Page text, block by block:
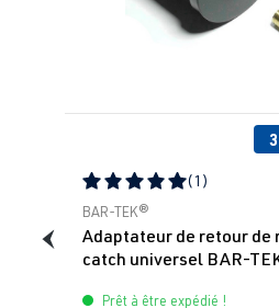
Note moyenne de 5 sur 5
(1)
BAR-TEK®
Adaptateur de retour de
catch universel BAR-
Prêt à être expédié !